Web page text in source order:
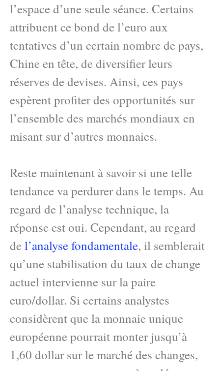
l’espace d’une seule séance. Certains
attribuent ce bond de l’euro aux
tentatives d’un certain nombre de pays,
Chine en tête, de diversifier leurs
réserves de devises. Ainsi, ces pays
espèrent profiter des opportunités sur
l’ensemble des marchés mondiaux en
misant sur d’autres monnaies.
Reste maintenant à savoir si une telle
tendance va perdurer dans le temps. Au
regard de l’analyse technique, la
réponse est oui. Cependant, au regard
del’analyse fondamentale, il semblerait
qu’une stabilisation du taux de change
actuel intervienne sur la paire
euro/dollar. Si certains analystes
considèrent que la monnaie unique
européenne pourrait monter jusqu’à
1,60 dollar sur le marché des changes,